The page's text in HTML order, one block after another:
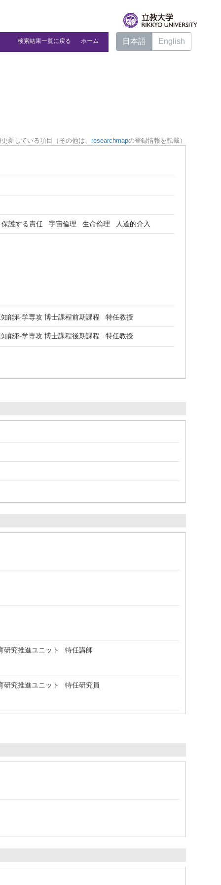
検索結果一覧に戻る ホーム 日本語 English
新している項目（その他は、 researchmapの登録情報を転載）
保護する責任 宇宙倫理 生命倫理 人道的介入
能科学専攻 博士課程前期課程 特任教授
能科学専攻 博士課程後期課程 特任教授
研究推進ユニット 特任講師
研究推進ユニット 特任研究員